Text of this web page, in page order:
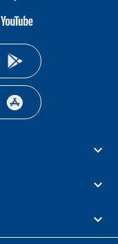
youtube-